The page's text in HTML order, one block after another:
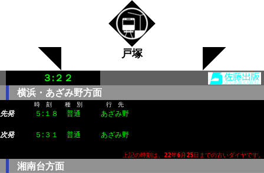
戸塚
３:２２
横浜・あざみ野方面
時 刻 種 別 行 先
先発 ５:１８ 普通 あざみ野
次発 ５:３１ 普通 あざみ野
上記の時刻は、22年6月25日までの古いダイヤです。
湘南台方面